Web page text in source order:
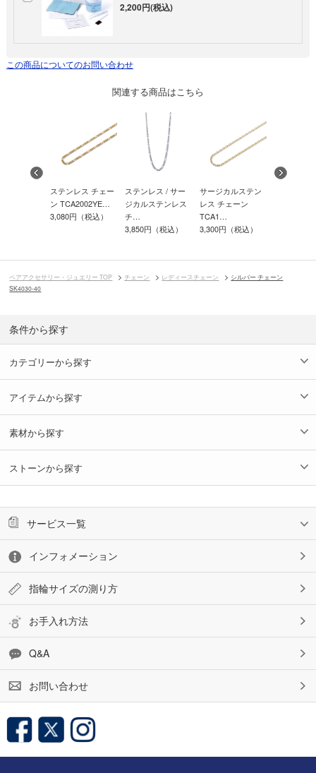
2,200円(税込)
この商品についてのお問い合わせ
関連する商品はこちら
ステンレス チェー
ン TCA2002YE…
3,080円（税込）
ステンレス / サー
ジカルステンレス
チ…
3,850円（税込）
サージカルステン
レス チェーン
TCA1…
3,300円（税込）
ペアアクセサリー・ジュエリー TOP チェーン レディースチェーン
シルバー チェーン
SK4030-40
条件から探す
カテゴリーから探す
アイテムから探す
素材から探す
ストーンから探す
サービス一覧
インフォメーション
指輪サイズの測り方
お手入れ方法
Q&A
お問い合わせ